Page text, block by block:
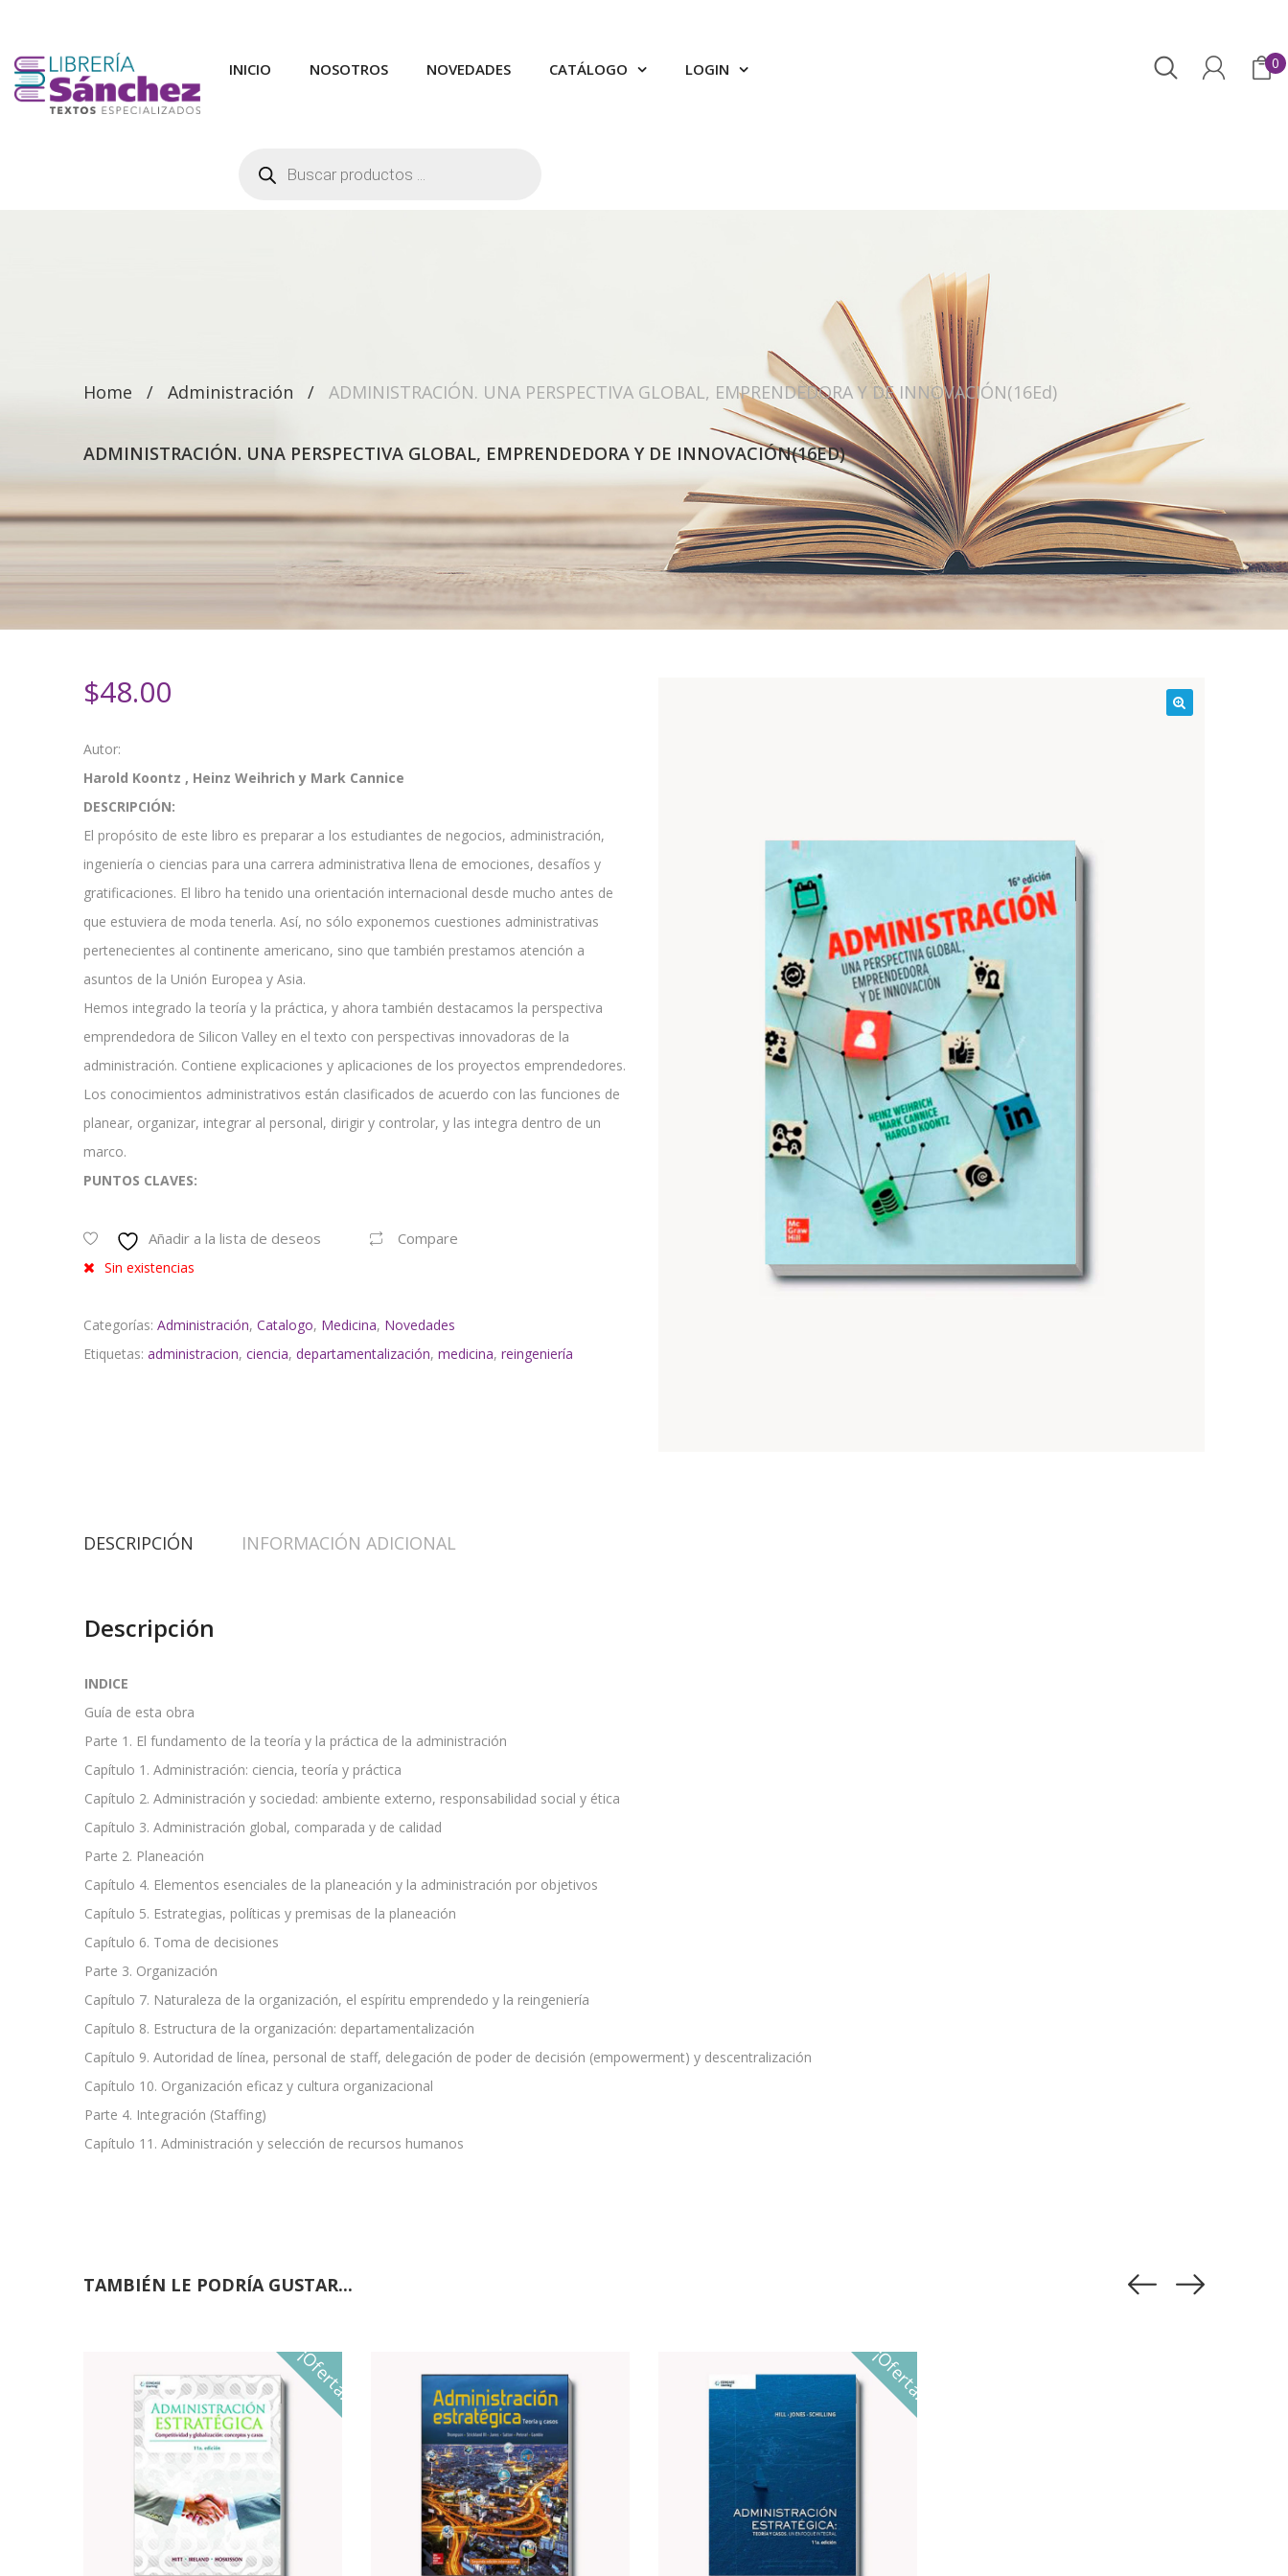
INICIO NOSOTROS NOVEDADES CATÁLOGO LOGIN
productos
0
Home Administración ADMINISTRACIÓN. UNA PERSPECTIVA GLOBAL, EMPRENDEDORA Y DE INNOVACIÓN(16Ed)
ADMINISTRACIÓN. UNA PERSPECTIVA GLOBAL, EMPRENDEDORA Y DE INNOVACIÓN(16ED)
$48.00
Autor:
Harold Koontz , Heinz Weihrich y Mark Cannice
DESCRIPCIÓN:
El propósito de este libro es preparar a los estudiantes de negocios, administración,
ingeniería o ciencias para una carrera administrativa llena de emociones, desafíos y
gratificaciones. El libro ha tenido una orientación internacional desde mucho antes de
que estuviera de moda tenerla. Así, no sólo exponemos cuestiones administrativas
pertenecientes al continente americano, sino que también prestamos atención a
asuntos de la Unión Europea y Asia.
Hemos integrado la teoría y la práctica, y ahora también destacamos la perspectiva
emprendedora de Silicon Valley en el texto con perspectivas innovadoras de la
administración. Contiene explicaciones y aplicaciones de los proyectos emprendedores.
Los conocimientos administrativos están clasificados de acuerdo con las funciones de
planear, organizar, integrar al personal, dirigir y controlar, y las integra dentro de un
marco.
PUNTOS CLAVES:
Añadir a la lista de deseos Compare
Sin existencias
Categorías: Administración, Catalogo, Medicina, Novedades
Etiquetas: administracion, ciencia, departamentalización, medicina, reingeniería
DESCRIPCIÓN INFORMACIÓN ADICIONAL
Descripción
INDICE
Guía de esta obra
Parte 1. El fundamento de la teoría y la práctica de la administración
Capítulo 1. Administración: ciencia, teoría y práctica
Capítulo 2. Administración y sociedad: ambiente externo, responsabilidad social y ética
Capítulo 3. Administración global, comparada y de calidad
Parte 2. Planeación
Capítulo 4. Elementos esenciales de la planeación y la administración por objetivos
Capítulo 5. Estrategias, políticas y premisas de la planeación
Capítulo 6. Toma de decisiones
Parte 3. Organización
Capítulo 7. Naturaleza de la organización, el espíritu emprendedo y la reingeniería
Capítulo 8. Estructura de la organización: departamentalización
Capítulo 9. Autoridad de línea, personal de staff, delegación de poder de decisión (empowerment) y descentralización
Capítulo 10. Organización eficaz y cultura organizacional
Parte 4. Integración (Staffing)
Capítulo 11. Administración y selección de recursos humanos
TAMBIÉN LE PODRÍA GUSTAR...
¡Oferta! ¡Oferta!